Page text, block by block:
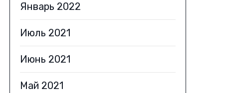
Январь 2022
Июль 2021
Июнь 2021
Май 2021